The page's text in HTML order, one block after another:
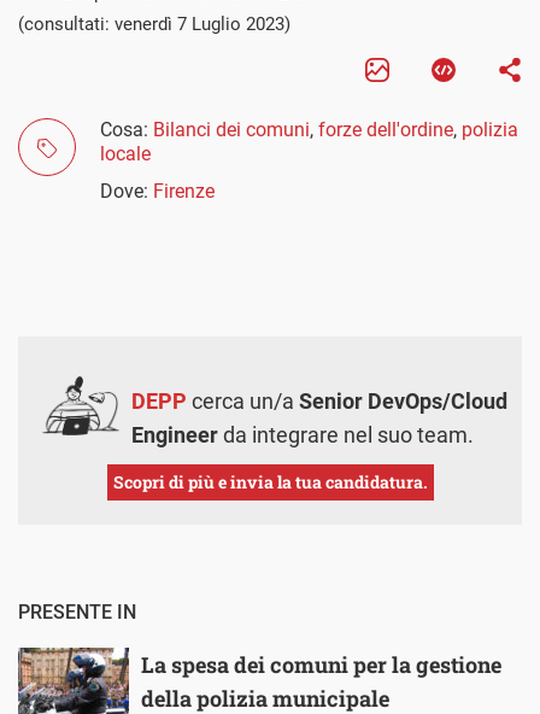
(consultati: venerdì 7 Luglio 2023)
Cosa: Bilanci dei comuni, forze dell'ordine, polizia
locale
Dove: Firenze
DEPP cerca un/a Senior DevOps/Cloud
Engineerda integrare nel suo team.
Scopri di più e invia la tua candidatura.
PRESENTE IN
La spesa dei comuni per la gestione
della polizia municipale